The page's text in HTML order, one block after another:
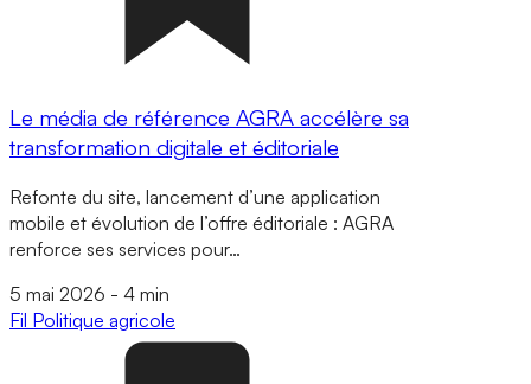
Le média de référence AGRA accélère sa
transformation digitale et éditoriale
Refonte du site, lancement d’une application
mobile et évolution de l’offre éditoriale : AGRA
renforce ses services pour…
5 mai 2026 - 4 min
Fil Politique agricole